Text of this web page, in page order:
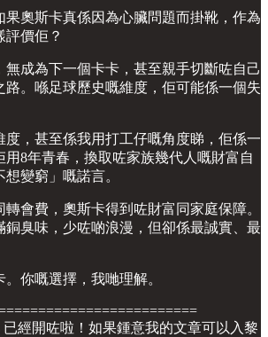
果奧斯卡真係因為心臟問題而掛靴，作為
評價佢？
無成為下一個卡卡，甚至親手切斷咗自己
路。喺足球歷史嘅維度，佢可能係一個失
度，甚至係我用打工仔嘅角度睇，佢係一
用8年青春，換取咗家族幾代人嘅財富自
變窮」嘅諾言。
會費，奧斯卡得到咗財富同家庭保障。
銅臭味，少咗啲浪漫，但卻係最誠實、最
你嘅選擇，我哋理解。
已經開咗啦！如果鍾意我的文章可以入黎